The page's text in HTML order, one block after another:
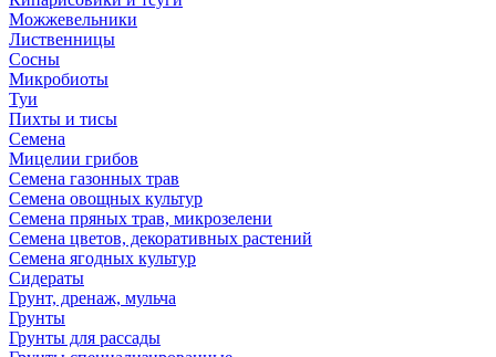
Можжевельники
Лиственницы
Сосны
Микробиоты
Туи
Пихты и тисы
Семена
Мицелии грибов
Семена газонных трав
Семена овощных культур
Семена пряных трав, микрозелени
Семена цветов, декоративных растений
Семена ягодных культур
Сидераты
Грунт, дренаж, мульча
Грунты
Грунты для рассады